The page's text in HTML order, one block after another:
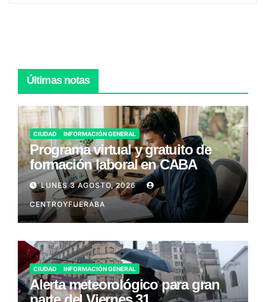
Últimas notas
CIUDAD INFORMACIÓN GENERAL
Programa virtual y gratuito de
formación laboral en CABA
LUNES 3 AGOSTO, 2026
CENTROYFUERABA
CIUDAD INFORMACIÓN GENERAL
Alerta meteorológico para gran